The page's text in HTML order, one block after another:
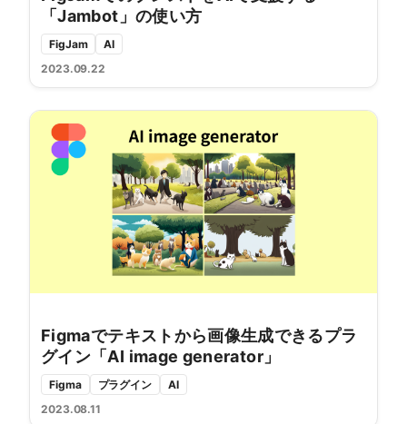
「Jambot」の使い方
FigJam
AI
2023.09.22
Figmaでテキストから画像生成できるプラ
グイン「AI image generator」
Figma プラグイン
AI
2023.08.11